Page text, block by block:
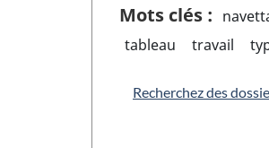
Mots clés :
tableau
travail
Recherchez des